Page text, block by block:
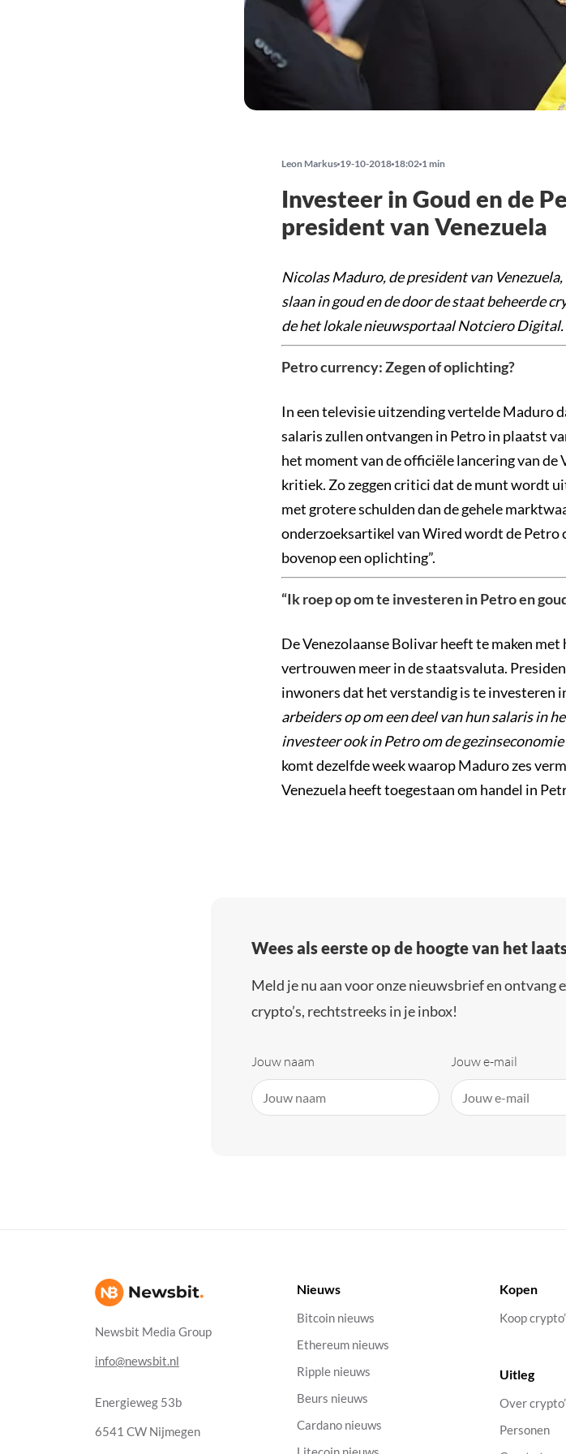
Leon Markus 19-10-2018 18:02 1 min
Investeer in Goud en de
president van Venezuela
Nicolas Maduro, de president van
slaan in goud en de door de staat beheerde
de het lokale nieuwsportaal Notciero Digital.
Petro currency: Zegen of oplichting?
In een televisie uitzending vertelde Maduro
salaris zullen ontvangen in Petro in plaatst
het moment van de officiële lancering van de
kritiek. Zo zeggen critici dat de munt wordt
met grotere schulden dan de gehele
onderzoeksartikel van Wired wordt de Petro
bovenop een oplichting”.
“Ik roep op om te investeren in Petro en
De Venezolaanse Bolivar heeft te maken
vertrouwen meer in de staatsvaluta.
inwoners dat het verstandig is te investeren
arbeiders op om een deel van hun salaris in
investeer ook in Petro om de
komt dezelfde week waarop Maduro zes
Venezuela heeft toegestaan om handel in
Wees als eerste op de hoogte van het
Meld je nu aan voor onze nieuwsbrief en ontvang
crypto’s, rechtstreeks in je inbox!
Jouw naam Jouw e-mail
Newsbit Media Group
info@newsbit.nl
Energieweg 53b
6541 CW Nijmegen
Nieuws
Bitcoin nieuws
Ethereum nieuws
Ripple nieuws
Beurs nieuws
Cardano nieuws
Kopen
Koop
Uitleg
Over
Personen